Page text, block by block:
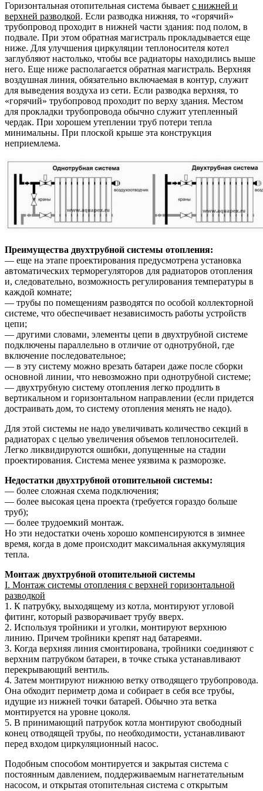
Горизонтальная отопительная система бывает с нижней и
верхней разводкой. Если разводка нижняя, то «горячий»
трубопровод проходит в нижней части здания: под полом, в
подвале. При этом обратная магистраль прокладывается еще
ниже. Для улучшения циркуляции теплоносителя котел
заглубляют настолько, чтобы все радиаторы находились выше
него. Еще ниже располагается обратная магистраль. Верхняя
воздушная линия, обязательно включаемая в контур, служит
для выведения воздуха из сети. Если разводка верхняя, то
«горячий» трубопровод проходит по верху здания. Местом
для прокладки трубопровода обычно служит утепленный
чердак. При хорошем утеплении труб потери тепла
минимальны. При плоской крыше эта конструкция
неприемлема.
Преимущества двухтрубной системы отопления:
— еще на этапе проектирования предусмотрена установка
автоматических терморегуляторов для радиаторов отопления
и, следовательно, возможность регулирования температуры в
каждой комнате;
— трубы по помещениям разводятся по особой коллекторной
системе, что обеспечивает независимость работы устройств
цепи;
— другими словами, элементы цепи в двухтрубной системе
подключены параллельно в отличие от однотрубной, где
включение последовательное;
— в эту систему можно врезать батареи даже после сборки
основной линии, что невозможно при однотрубной системе;
— двухтрубную систему отопления легко продлить в
вертикальном и горизонтальном направлении (если придется
достраивать дом, то систему отопления менять не надо).
Для этой системы не надо увеличивать количество секций в
радиаторах с целью увеличения объемов теплоносителей.
Легко ликвидируются ошибки, допущенные на стадии
проектирования. Система менее уязвима к разморозке.
Недостатки двухтрубной отопительной системы:
— более сложная схема подключения;
— более высокая цена проекта (требуется гораздо больше
труб);
— более трудоемкий монтаж.
Но эти недостатки очень хорошо компенсируются в зимнее
время, когда в доме происходит максимальная аккумуляция
тепла.
Монтаж двухтрубной отопительной системы
I. Монтаж системы отопления с верхней горизонтальной
разводкой
1. К патрубку, выходящему из котла, монтируют угловой
фитинг, который разворачивает трубу вверх.
2. Используя тройники и уголки, монтируют верхнюю
линию. Причем тройники крепят над батареями.
3. Когда верхняя линия смонтирована, тройники соединяют с
верхним патрубком батареи, в точке стыка устанавливают
перекрывающий вентиль.
4. Затем монтируют нижнюю ветку отводящего трубопровода.
Она обходит периметр дома и собирает в себя все трубы,
идущие из нижней точки батарей. Обычно эта ветка
монтируется на уровне цоколя.
5. В принимающий патрубок котла монтируют свободный
конец отводящей трубы, по необходимости, устанавливают
перед входом циркуляционный насос.
Подобным способом монтируется и закрытая система с
постоянным давлением, поддерживаемым нагнетательным
насосом, и открытая отопительная система с открытым